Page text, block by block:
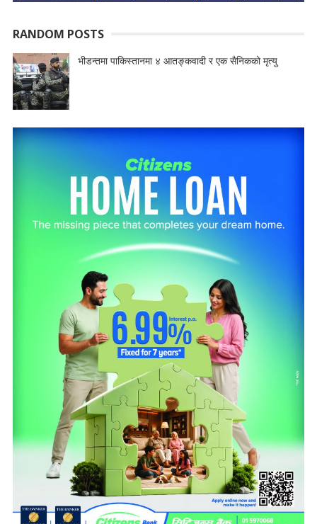
RANDOM POSTS
भीडन्तमा पाकिस्तानमा ४ आतङ्कवादी र एक सैनिकको मृत्यु